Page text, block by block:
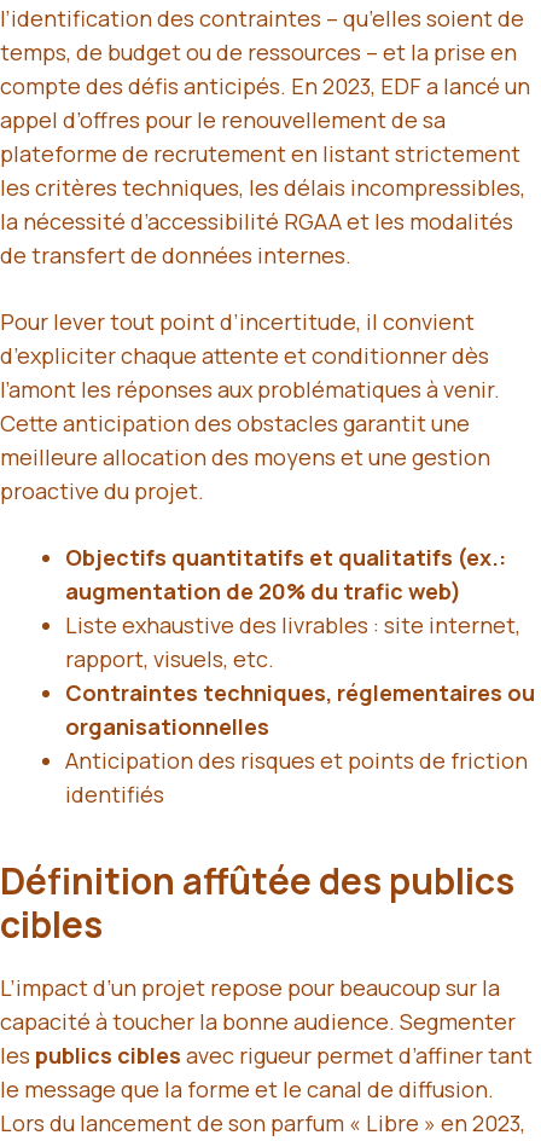
l’identification des contraintes – qu’elles soient de
temps, de budget ou de ressources – et la prise en
compte des défis anticipés. En 2023, EDF a lancé un
appel d’offres pour le renouvellement de sa
plateforme de recrutement en listant strictement
les critères techniques, les délais incompressibles,
la nécessité d’accessibilité RGAA et les modalités
de transfert de données internes.
Pour lever tout point d’incertitude, il convient
d’expliciter chaque attente et conditionner dès
l’amont les réponses aux problématiques à venir.
Cette anticipation des obstacles garantit une
meilleure allocation des moyens et une gestion
proactive du projet.
Objectifs quantitatifs et qualitatifs (ex.:
augmentation de 20% du trafic web)
Liste exhaustive des livrables : site internet,
rapport, visuels, etc.
Contraintes techniques, réglementaires ou
organisationnelles
Anticipation des risques et points de friction
identifiés
Définition affûtée des publics
cibles
L’impact d’un projet repose pour beaucoup sur la
capacité à toucher la bonne audience. Segmenter
les publics cibles avec rigueur permet d’affiner tant
le message que la forme et le canal de diffusion.
Lors du lancement de son parfum « Libre » en 2023,